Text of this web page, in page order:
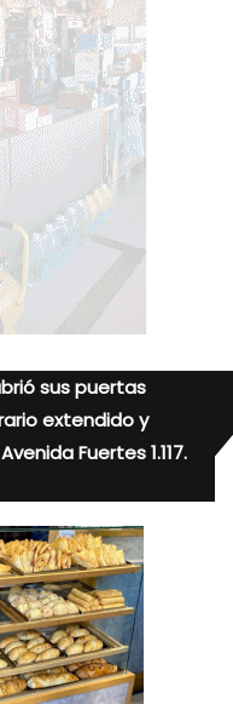
sus puertas
extendido y
Fuertes 1.117.